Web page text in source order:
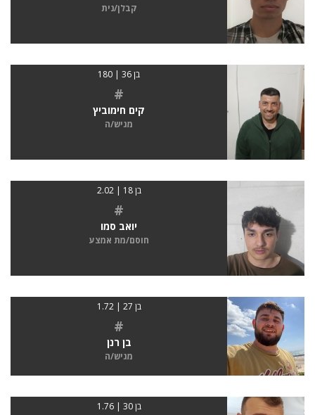
קבלן/נית
בן 36 | 180
#
קים חימוביץ
מגיש/ה
בן 18 | 2.02
#
יואב סמו
חוסם/מת אמצע
בן 27 | 1.72
#
בן רנן
מגיש/ה
בן 30 | 1.76